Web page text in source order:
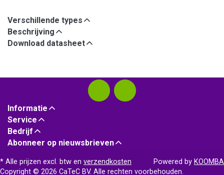
Verschillende types
Beschrijving
Download datasheet
Informatie
Service
Bedrijf
Abonneer op nieuwsbrieven
* Alle prijzen excl. btw en verzendkosten Powered by KOOMBA
Copyright © 2026 CaTeC BV. Alle rechten voorbehouden.